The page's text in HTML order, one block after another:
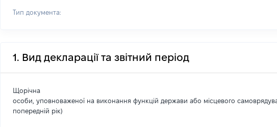
Тип документа:
1. Вид декларації та звітний період
Щорічна
особи, уповноваженої на виконання функцій держави або місцевого
попередній рік)